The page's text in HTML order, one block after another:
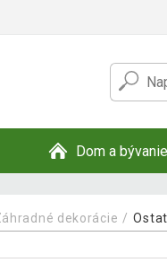
Dom a bývanie
dekorácie